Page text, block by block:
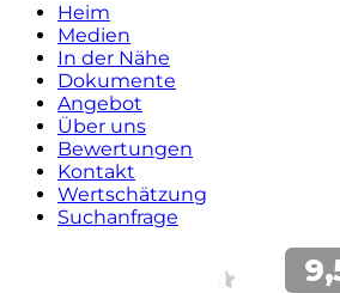
Heim
Medien
In der Nähe
Dokumente
Angebot
Über uns
Bewertungen
Kontakt
Wertschätzung
Suchanfrage